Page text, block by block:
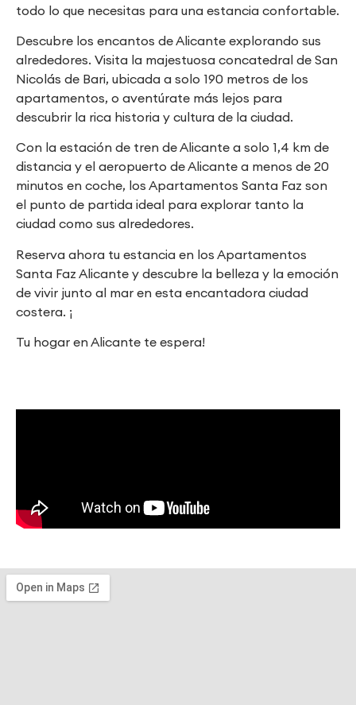
todo lo que necesitas para una estancia confortable.
Descubre los encantos de Alicante explorando sus
alrededores. Visita la majestuosa concatedral de San
Nicolás de Bari, ubicada a solo 190 metros de los
apartamentos, o aventúrate más lejos para
descubrir la rica historia y cultura de la ciudad.
Con la estación de tren de Alicante a solo 1,4 km de
distancia y el aeropuerto de Alicante a menos de 20
minutos en coche, los Apartamentos Santa Faz son
el punto de partida ideal para explorar tanto la
ciudad como sus alrededores.
Reserva ahora tu estancia en los Apartamentos
Santa Faz Alicante y descubre la belleza y la emoción
de vivir junto al mar en esta encantadora ciudad
costera. ¡
Tu hogar en Alicante te espera!